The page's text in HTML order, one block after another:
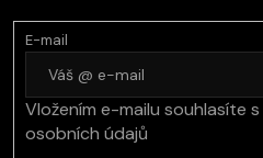
E-mail
Vložením e-mailu souhlasíte s
osobních údajů